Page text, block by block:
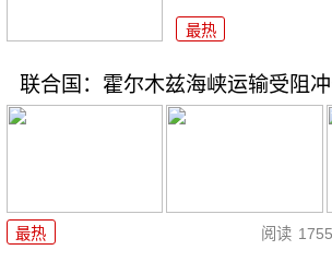
最热
联合国：霍尔木兹海峡运输受阻
最热 阅读